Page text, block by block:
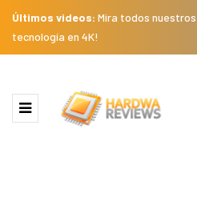
Últimos videos: Mira todos
tecnología en 4K!